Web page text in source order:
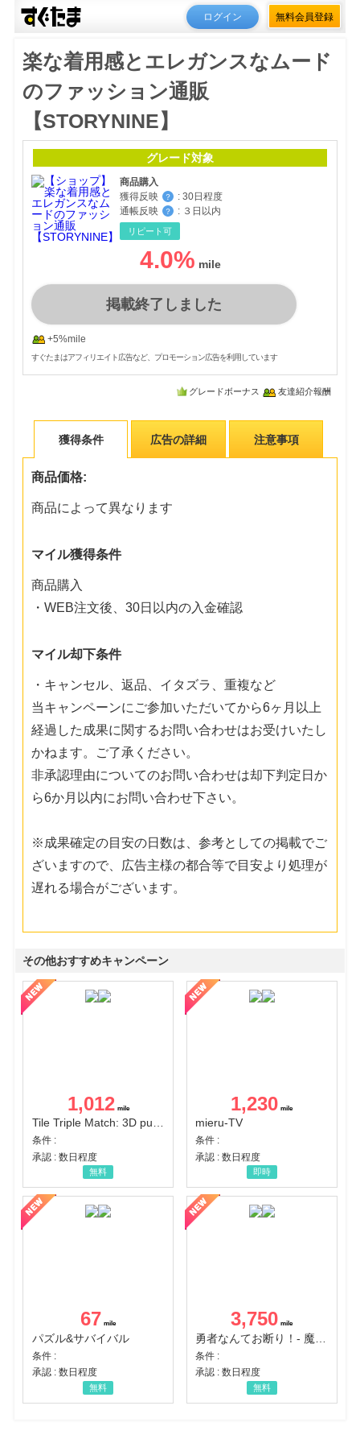
ログイン 無料会員登録
楽な着用感とエレガンスなムード
のファッション通販
【STORYNINE】
グレード対象
商品購入
獲得反映
？ : 30日程度
通帳反映
？ : ３日以内
リピート可
4.0%
掲載終了しました
+5%mile
すぐたまはアフィリエイト広告など、プロモーション広告を利用しています
グレードボーナス 友達紹介報酬
獲得条件 広告の詳細 注意事項
商品価格:
商品によって異なります
マイル獲得条件
商品購入
・WEB注文後、30日以内の入金確認
マイル却下条件
・キャンセル、返品、イタズラ、重複など
当キャンペーンにご参加いただいてから6ヶ月以上
経過した成果に関するお問い合わせはお受けいたし
かねます。ご了承ください。
非承認理由についてのお問い合わせは却下判定日か
ら6か月以内にお問い合わせ下さい。
※成果確定の目安の日数は、参考としての掲載でご
ざいますので、広告主様の都合等で目安より処理が
遅れる場合がございます。
その他おすすめキャンペーン
1,012
Tile Triple Match: 3D puzzle
条件 :
承認 : 数日程度
無料
1,230
mieru-TV
条件 :
承認 : 数日程度
即時
67
パズル&サバイバル
条件 :
承認 : 数日程度
無料
3,750
条件 :
承認 : 数日程度
無料